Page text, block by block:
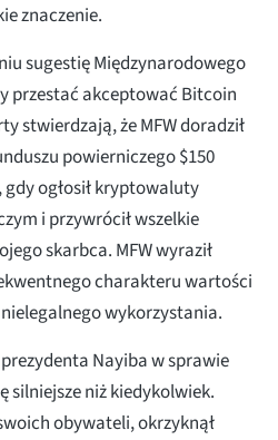
znaczenie.
sugestię Międzynarodowego
przestać akceptować Bitcoin
stwierdzają, że MFW doradził
powierniczego $150
ogłosił kryptowaluty
i przywrócił wszelkie
skarbca. MFW wyraził
charakteru wartości
wykorzystania.
Nayiba w sprawie
silniejsze niż kiedykolwiek.
obywateli, okrzyknął